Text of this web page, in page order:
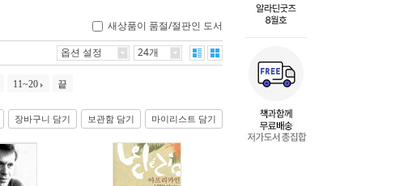
새상품이 품절/절판인 도서
옵션 설정 24개
11~20 끝
장바구니 담기 보관함 담기 마이리스트 담기